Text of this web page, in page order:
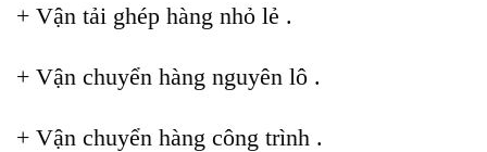
+ Vận tải ghép hàng nhỏ lẻ .
+ Vận chuyển hàng nguyên lô .
+ Vận chuyển hàng công trình .